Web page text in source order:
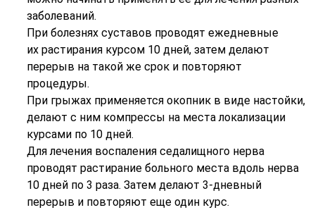
заболеваний.
При болезнях суставов проводят ежедневные
их растирания курсом 10 дней, затем делают
перерыв на такой же срок и повторяют
процедуры.
При грыжах применяется окопник в виде настойки,
делают с ним компрессы на места локализации
курсами по 10 дней.
Для лечения воспаления седалищного нерва
проводят растирание больного места вдоль нерва
10 дней по 3 раза. Затем делают 3-дневный
перерыв и повторяют еще один курс.